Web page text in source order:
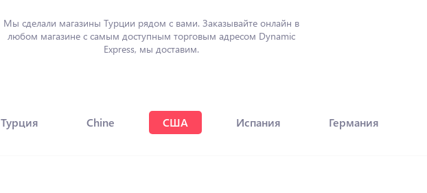
Мы сделали магазины Турции рядом с вами. Заказывайте онлайн в
любом магазине с самым доступным торговым адресом Dynamic
Express, мы доставим.
Турция Chine США Испания Германия